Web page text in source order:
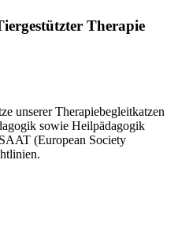
Therapie
unserer Therapiebegleitkatzen
sowie Heilpädagogik
(European Society